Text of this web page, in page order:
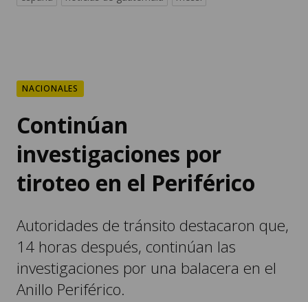
NACIONALES
Continúan
investigaciones por
tiroteo en el Periférico
Autoridades de tránsito destacaron que,
14 horas después, continúan las
investigaciones por una balacera en el
Anillo Periférico.